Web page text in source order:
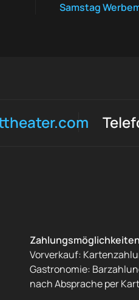
Samstag
Vorverkauf:
Gastronomie:
nach Absprache per